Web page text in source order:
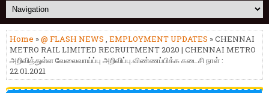
Home »@ FLASH NEWS , EMPLOYMENT UPDATES » CHENNAI
METRO RAIL LIMITED RECRUITMENT 2020 | CHENNAI METRO
அறிவித்துள்ள வேலைவாய்ப்பு அறிவிப்பு.விண்ணப்பிக்க கடைசி நாள் :
22.01.2021